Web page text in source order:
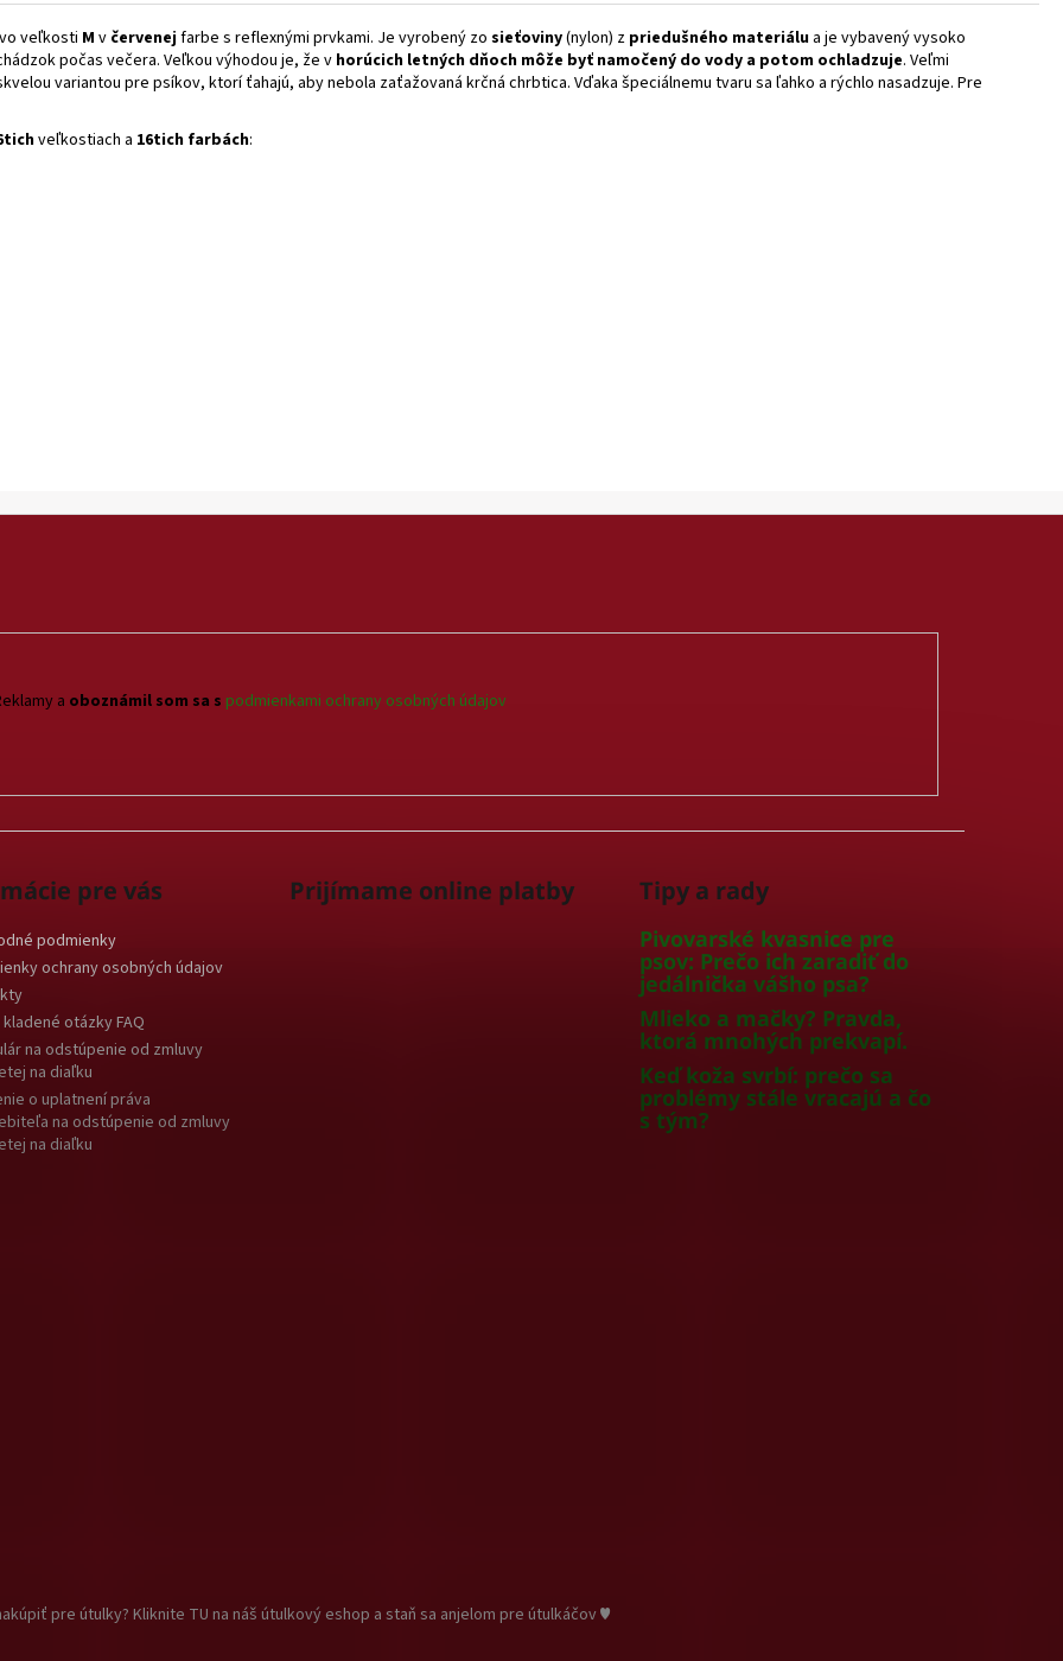
veľkosti M v červenejfarbe s reflexnými prvkami. Je vyrobený zo sieťoviny(nylon) z priedušného materiálu a je vybavený vysoko
počas večera. Veľkou výhodou je, že vhorúcich letných dňoch môže byť namočený do vody a potom ochladzuje. Veľmi
variantou pre psíkov, ktorí ťahajú, aby nebola zaťažovaná krčná chrbtica. Vďaka špeciálnemu tvaru sa ľahko a rýchlo nasadzuje. Pre
veľkostiach a 16tich farbách:
a oboznámil som sa s podmienkami ochrany osobných údajov
pre vás
podmienky
ochrany osobných údajov
otázky FAQ
na odstúpenie od zmluvy
na diaľku
o uplatnení práva
na odstúpenie od zmluvy
na diaľku
Prijímame online platby Tipy a rady
Pivovarské kvasnice pre
psov: Prečo ich zaradiť do
jedálnička vášho psa?
Mlieko a mačky? Pravda,
ktorá mnohých prekvapí.
Keď koža svrbí: prečo sa
problémy stále vracajú a čo
s tým?
pre útulky? Kliknite TU na náš útulkový eshop a staň sa anjelom pre útulkáčov ♥